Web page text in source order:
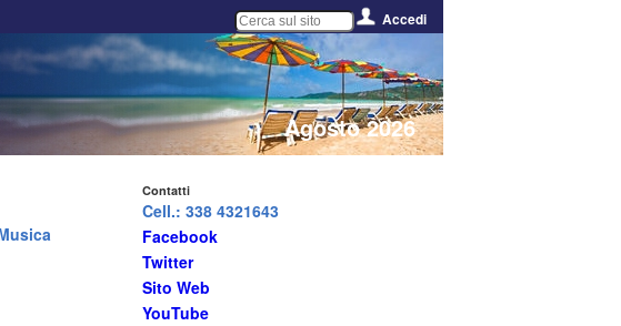
Accedi
Agosto 2026
Contatti
Cell.: 338 4321643
Facebook
Twitter
Sito Web
YouTube